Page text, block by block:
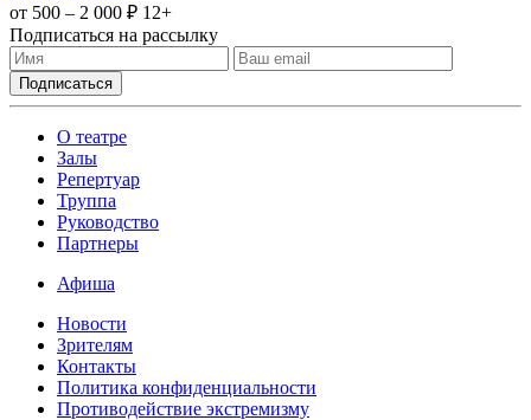
от 500 – 2 000 ₽ 12+
Подписаться на рассылку
О театре
Залы
Репертуар
Труппа
Руководство
Партнеры
Афиша
Новости
Зрителям
Контакты
Политика конфиденциальности
Противодействие экстремизму